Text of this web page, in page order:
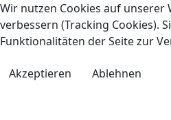
Wir nutzen Cookies auf unserer
verbessern (Tracking Cookies).
Funktionalitäten der Seite zur
Akzeptieren
Ablehnen